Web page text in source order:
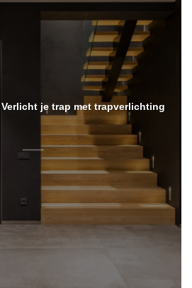
je trap met trapverlichting